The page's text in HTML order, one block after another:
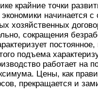
крайние точки
начинается
хозяйственных
сокращения
подъема
работает на
Цены, как
прекращается и